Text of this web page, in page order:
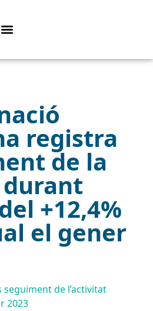
registra
de la
durant
+12,4%
el gener
seguiment de l’activitat
2023